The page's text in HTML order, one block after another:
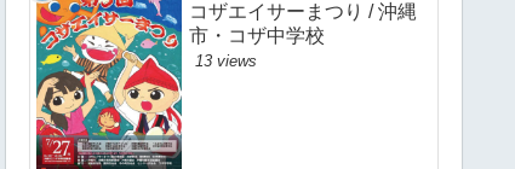
コザエイサーまつり / 沖縄
市・コザ中学校
13 views